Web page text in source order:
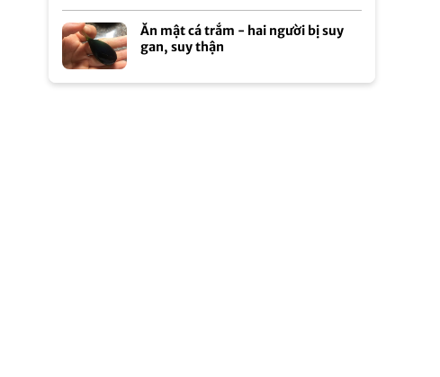
Ăn mật cá trắm - hai người bị suy
gan, suy thận